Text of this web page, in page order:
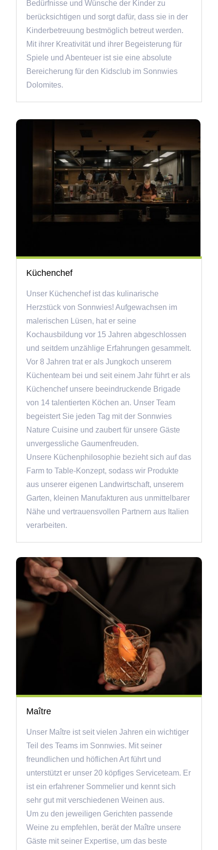
Bedürfnisse und Wünsche der Kinder zu
berücksichtigen und sorgt dafür, dass sie in der
Kinderbetreuung bestmöglich betreut werden.
Mit ihrer Kreativität und ihrer Begeisterung für
Spiele und Abenteuer ist sie eine absolute
Bereicherung für den Kidsclub im Sonnwies
Dolomites.
Küchenchef
Unser Küchenchef ist das kulinarische
Herzstück von Sonnwies! Aufgewachsen im
malerischen Lüsen, hat er seine
Kochausbildung vor 15 Jahren abgeschlossen
und seitdem unzählige Erfahrungen gesammelt.
Vor 8 Jahren trat er als Jungkoch unserem
Küchenteam bei und seit einem Jahr führt er als
Küchenchef unsere beeindruckende Brigade
von 14 talentierten Köchen an. Unser Team
begeistert Sie jeden Tag mit der Sonnwies
Nature Cuisine und zaubert für unsere Gäste
unvergessliche Gaumenfreuden.
Unsere Küchenphilosophie bezieht sich auf das
Farm to Table-Konzept, sodass wir Produkte
aus unserer eigenen Landwirtschaft, unserem
Garten, kleinen Manufakturen aus unmittelbarer
Nähe und vertrauensvollen Partnern aus Italien
verarbeiten.
Maître
Unser Maître ist seit vielen Jahren ein wichtiger
Teil des Teams im Sonnwies. Mit seiner
freundlichen und höflichen Art führt und
unterstützt er unser 20 köpfiges Serviceteam. Er
ist ein erfahrener Sommelier und kennt sich
sehr gut mit verschiedenen Weinen aus.
Um zu den jeweiligen Gerichten passende
Weine zu empfehlen, berät der Maître unsere
Gäste mit seiner Expertise, um das beste